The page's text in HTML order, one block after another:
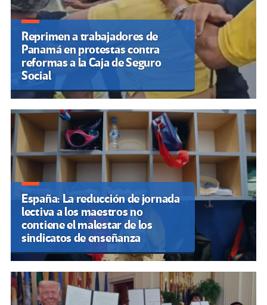
Reprimen a trabajadores de
Panamá en protestas contra
reformas a la Caja de Seguro
Social
España: La reducción de jornada
lectiva a los maestros no
contiene el malestar de los
sindicatos de enseñanza